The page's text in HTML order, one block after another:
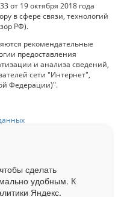
от 19 октября 2018 года
в сфере связи, технологий
РФ).
рекомендательные
предоставления
и анализа сведений,
сети "Интернет",
Федерации)".
доступна на сайте
сделать
удобным. К
Яндекс.